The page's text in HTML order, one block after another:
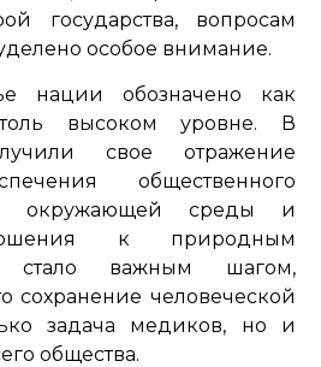
государства, вопросам
особое внимание.
нации обозначено как
высоком уровне. В
свое отражение
общественного
окружающей среды и
к природным
стало важным шагом,
сохранение человеческой
задача медиков, но и
общества.